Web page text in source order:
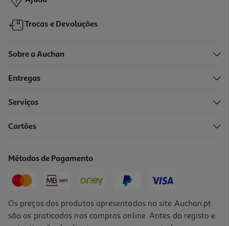
-25%
Price reduced from
3,05 €to
Promoção
Trocas e Devoluções
Sobre a Auchan
Entregas
Serviços
Cartões
Métodos de Pagamento
Os preços dos produtos apresentados no site Auchan.pt
são os praticados nas compras online. Antes do registo e